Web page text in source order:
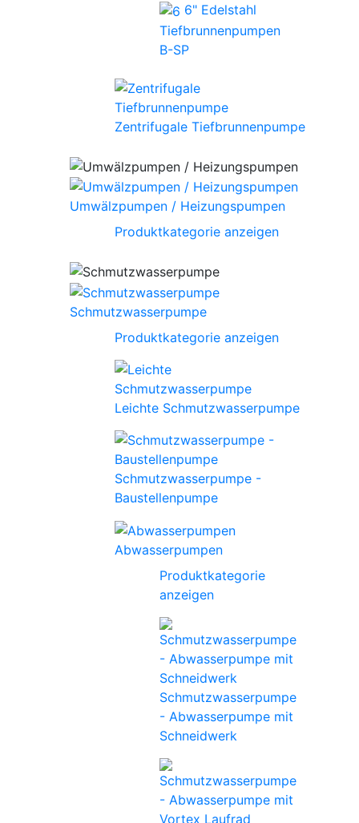
6" Edelstahl
Tiefbrunnenpumpen
B-SP
Zentrifugale Tiefbrunnenpumpe
Umwälzpumpen / Heizungspumpen
Produktkategorie anzeigen
Schmutzwasserpumpe
Produktkategorie anzeigen
Leichte Schmutzwasserpumpe
Schmutzwasserpumpe -
Baustellenpumpe
Abwasserpumpen
Produktkategorie
anzeigen
Schmutzwasserpumpe
- Abwasserpumpe mit
Schneidwerk